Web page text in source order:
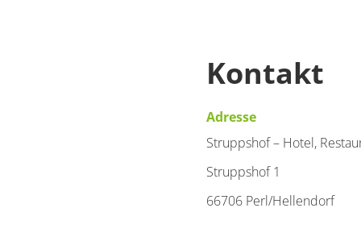
Kontakt
Adresse
Struppshof – Hotel,
Struppshof 1
66706 Perl/Hellendorf